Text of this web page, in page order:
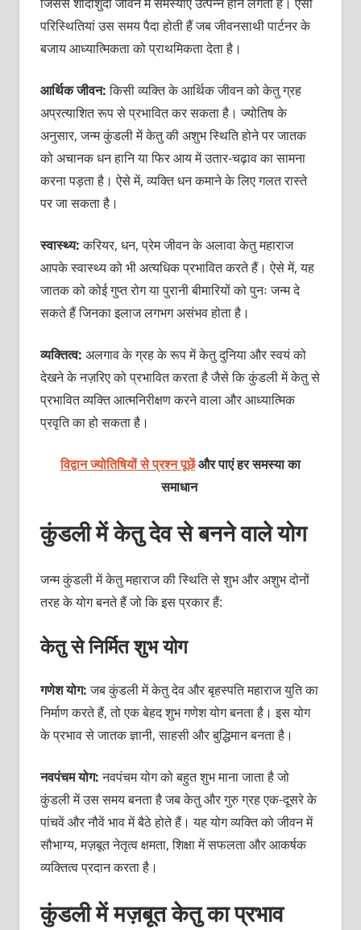
परिस्थितियां उस समय पैदा होती हैं जब जीवनसाथी पार्टनर के
बजाय आध्यात्मिकता को प्राथमिकता देता है।
आर्थिक जीवन:किसी व्यक्ति के आर्थिक जीवन को केतु ग्रह
अप्रत्याशित रूप से प्रभावित कर सकता है। ज्योतिष के
अनुसार, जन्म कुंडली में केतु की अशुभ स्थिति होने पर जातक
को अचानक धन हानि या फिर आय में उतार-चढ़ाव का सामना
करना पड़ता है। ऐसे में, व्यक्ति धन कमाने के लिए गलत रास्ते
पर जा सकता है।
स्वास्थ्य:करियर, धन, प्रेम जीवन के अलावा केतु महाराज
आपके स्वास्थ्य को भी अत्यधिक प्रभावित करते हैं। ऐसे में, यह
जातक को कोई गुप्त रोग या पुरानी बीमारियों को पुनः जन्म दे
सकते हैं जिनका इलाज लगभग असंभव होता है।
व्यक्तित्व: अलगाव के ग्रह के रूप में केतु दुनिया और स्वयं को
देखने के नज़रिए को प्रभावित करता है जैसे कि कुंडली में केतु से
प्रभावित व्यक्ति आत्मनिरीक्षण करने वाला और आध्यात्मिक
प्रवृति का हो सकता है।
विद्वान ज्योतिषियों से प्रश्न पूछेंऔर पाएं हर समस्या का
समाधान
कुंडली में केतु देव से बनने वाले योग
जन्म कुंडली में केतु महाराज की स्थिति से शुभ और अशुभ दोनों
तरह के योग बनते हैं जो कि इस प्रकार हैं:
केतु से निर्मित शुभ योग
गणेश योग:जब कुंडली मेंकेतु देव और बृहस्पति महाराज युति का
निर्माण करते हैं, तो एक बेहद शुभ गणेश योग बनता है। इस योग
के प्रभाव से जातक ज्ञानी, साहसी और बुद्धिमान बनता है।
नवपंचम योग:नवपंचम योग को बहुत शुभ माना जाता है जो
कुंडली में उस समय बनता है जब केतु और गुरु ग्रह एक-दूसरे के
पांचवें और नौवें भाव में बैठे होते हैं। यह योग व्यक्ति को जीवन में
सौभाग्य, मज़बूत नेतृत्व क्षमता, शिक्षा में सफलता और आकर्षक
व्यक्तित्व प्रदान करता है।
कुंडली में मज़बूत केतु का प्रभाव